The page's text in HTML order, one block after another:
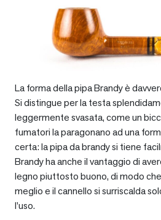
La forma della pipa Brandy è
Si distingue per la testa
leggermente svasata, come un
fumatori la paragonano ad una
certa: la pipa da brandy si tiene
Brandy ha anche il vantaggio di
legno piuttosto buono, di modo
meglio e il cannello si surriscalda
l’uso.